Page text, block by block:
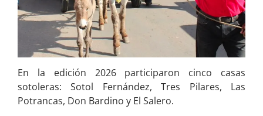
En la edición 2026 participaron cinco casas
sotoleras: Sotol Fernández, Tres Pilares, Las
Potrancas, Don Bardino y El Salero.